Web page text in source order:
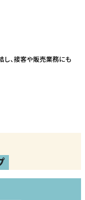
、接客や販売業務にも